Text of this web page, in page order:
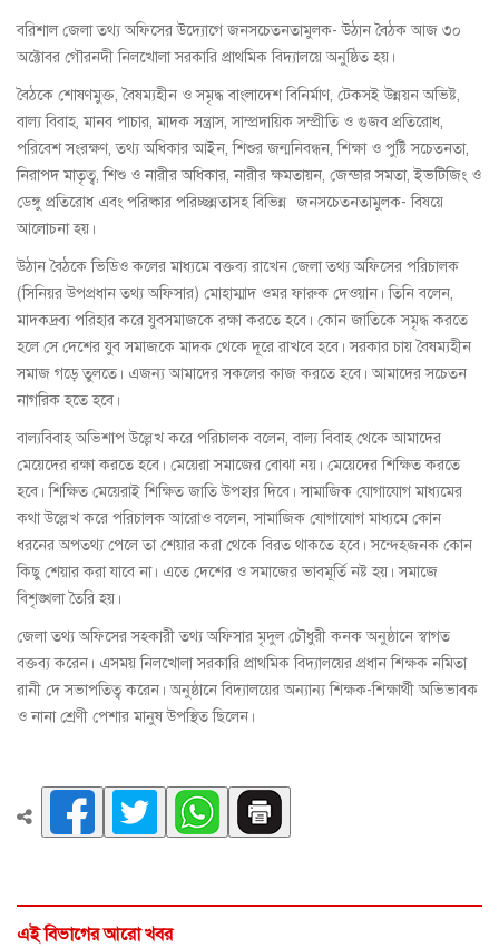
বরিশাল জেলা তথ্য অফিসের উদ্যোগে জনসচেতনতামুলক- উঠান বৈঠক আজ ৩০
অক্টোবর গৌরনদী নিলখোলা সরকারি প্রাথমিক বিদ্যালয়ে অনুষ্ঠিত হয়।
বৈঠকে শোষণমুক্ত, বৈষম্যহীন ও সমৃদ্ধ বাংলাদেশ বিনির্মাণ, টেকসই উন্নয়ন অভিষ্ট,
বাল্য বিবাহ, মানব পাচার, মাদক সন্ত্রাস, সাম্প্রদায়িক সম্প্রীতি ও গুজব প্রতিরোধ,
পরিবেশ সংরক্ষণ, তথ্য অধিকার আইন, শিশুর জন্মনিবন্ধন, শিক্ষা ও পুষ্টি সচেতনতা,
নিরাপদ মাতৃত্ব, শিশু ও নারীর অধিকার, নারীর ক্ষমতায়ন, জেন্ডার সমতা, ইভটিজিং ও
ডেঙ্গু প্রতিরোধ এবং পরিষ্কার পরিচ্ছন্নতাসহ বিভিন্ন জনসচেতনতামুলক- বিষয়ে
আলোচনা হয়।
উঠান বৈঠকে ভিডিও কলের মাধ্যমে বক্তব্য রাখেন জেলা তথ্য অফিসের পরিচালক
(সিনিয়র উপপ্রধান তথ্য অফিসার) মোহাম্মাদ ওমর ফারুক দেওয়ান। তিনি বলেন,
মাদকদ্রব্য পরিহার করে যুবসমাজকে রক্ষা করতে হবে। কোন জাতিকে সমৃদ্ধ করতে
হলে সে দেশের যুব সমাজকে মাদক থেকে দূরে রাখবে হবে। সরকার চায় বৈষম্যহীন
সমাজ গড়ে তুলতে। এজন্য আমাদের সকলের কাজ করতে হবে। আমাদের সচেতন
নাগরিক হতে হবে।
বাল্যবিবাহ অভিশাপ উল্লেখ করে পরিচালক বলেন, বাল্য বিবাহ থেকে আমাদের
মেয়েদের রক্ষা করতে হবে। মেয়েরা সমাজের বোঝা নয়। মেয়েদের শিক্ষিত করতে
হবে। শিক্ষিত মেয়েরাই শিক্ষিত জাতি উপহার দিবে। সামাজিক যোগাযোগ মাধ্যমের
কথা উল্লেখ করে পরিচালক আরোও বলেন, সামাজিক যোগাযোগ মাধ্যমে কোন
ধরনের অপতথ্য পেলে তা শেয়ার করা থেকে বিরত থাকতে হবে। সন্দেহজনক কোন
কিছু শেয়ার করা যাবে না। এতে দেশের ও সমাজের ভাবমূর্তি নষ্ট হয়। সমাজে
বিশৃঙ্খলা তৈরি হয়।
জেলা তথ্য অফিসের সহকারী তথ্য অফিসার মৃদুল চৌধুরী কনক অনুষ্ঠানে স্বাগত
বক্তব্য করেন। এসময় নিলখোলা সরকারি প্রাথমিক বিদ্যালয়ের প্রধান শিক্ষক নমিতা
রানী দে সভাপতিত্ব করেন। অনুষ্ঠানে বিদ্যালয়ের অন্যান্য শিক্ষক-শিক্ষার্থী অভিভাবক
ও নানা শ্রেণী পেশার মানুষ উপস্থিত ছিলেন।
এই বিভাগের আরো খবর